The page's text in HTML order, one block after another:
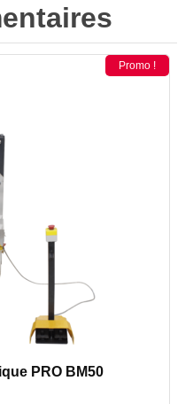
Promo !
PRO BM50